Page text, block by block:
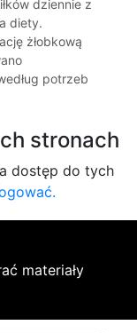
dziennie z
diety.
żłobkową
potrzeb
stronach
dostęp do tych
materiały